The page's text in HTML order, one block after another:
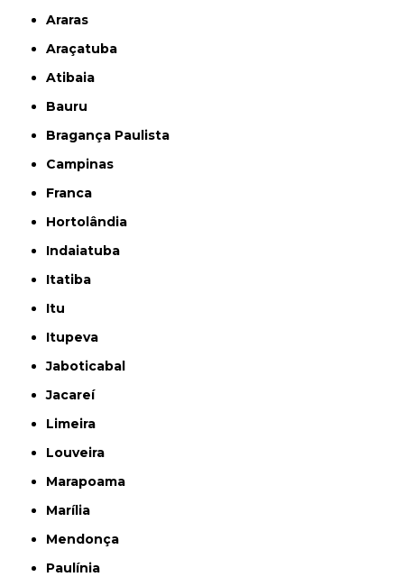
Araras
Araçatuba
Atibaia
Bauru
Bragança Paulista
Campinas
Franca
Hortolândia
Indaiatuba
Itatiba
Itu
Itupeva
Jaboticabal
Jacareí
Limeira
Louveira
Marapoama
Marília
Mendonça
Paulínia